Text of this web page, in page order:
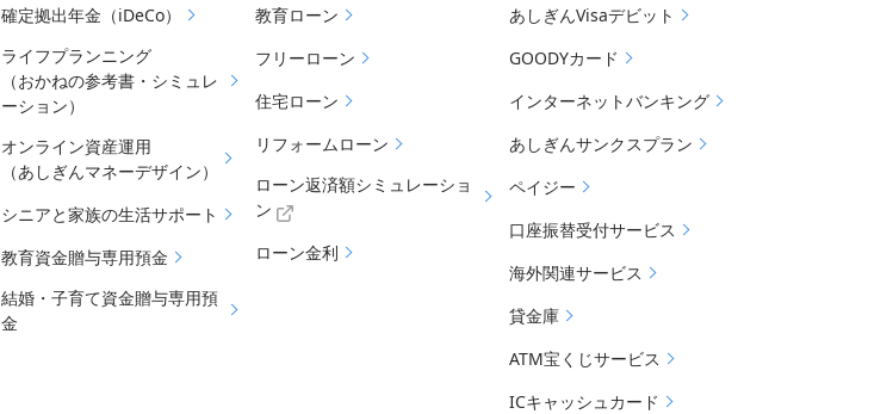
確定拠出年金（iDeCo）
ライフプランニング
（おかねの参考書・シミュレ
ーション）
オンライン資産運用
（あしぎんマネーデザイン）
シニアと家族の生活サポート
教育資金贈与専用預金
結婚・子育て資金贈与専用預
金
教育ローン
フリーローン
住宅ローン
リフォームローン
ローン返済額シミュレーショ
ン
ローン金利
あしぎんVisaデビット
GOODYカード
インターネットバンキング
あしぎんサンクスプラン
ペイジー
口座振替受付サービス
海外関連サービス
貸金庫
ATM宝くじサービス
ICキャッシュカード